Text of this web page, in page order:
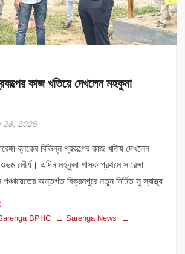
কাজ খতিয়ে দেখলেন মহকুমা
28, 2025
ব্লকের বিভিন্ন প্রকল্পের কাজ খতিয় দেখলেন
মৌর্য। এদিন মহকুমা শাসক প্রথমে সারেঙ্গা
অন্তর্গত বিক্রমপুরে নতুন নির্মিত সু স্বাস্থ্য
BPHC
Sarenga News